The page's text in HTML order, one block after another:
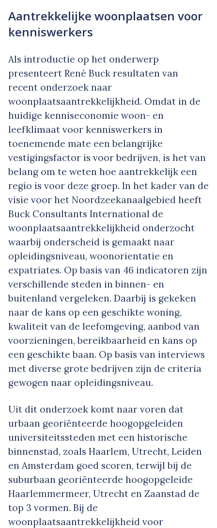
Aantrekkelijke woonplaatsen voor
kenniswerkers
Als introductie op het onderwerp
presenteert René Buck resultaten van
recent onderzoek naar
woonplaatsaantrekkelijkheid. Omdat in de
huidige kenniseconomie woon- en
leefklimaat voor kenniswerkers in
toenemende mate een belangrijke
vestigingsfactor is voor bedrijven, is het van
belang om te weten hoe aantrekkelijk een
regio is voor deze groep. In het kader van de
visie voor het Noordzeekanaalgebied heeft
Buck Consultants International de
woonplaatsaantrekkelijkheid onderzocht
waarbij onderscheid is gemaakt naar
opleidingsniveau, woonorientatie en
expatriates. Op basis van 46 indicatoren zijn
verschillende steden in binnen- en
buitenland vergeleken. Daarbij is gekeken
naar de kans op een geschikte woning,
kwaliteit van de leefomgeving, aanbod van
voorzieningen, bereikbaarheid en kans op
een geschikte baan. Op basis van interviews
met diverse grote bedrijven zijn de criteria
gewogen naar opleidingsniveau.
Uit dit onderzoek komt naar voren dat
urbaan georiënteerde hoogopgeleiden
universiteitssteden met een historische
binnenstad, zoals Haarlem, Utrecht, Leiden
en Amsterdam goed scoren, terwijl bij de
suburbaan georiënteerde hoogopgeleide
Haarlemmermeer, Utrecht en Zaanstad de
top 3 vormen. Bij de
woonplaatsaantrekkelijkheid voor